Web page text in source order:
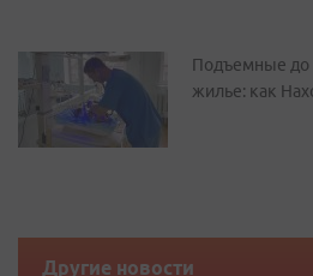
Подъемные до
жилье: как
Другие новости